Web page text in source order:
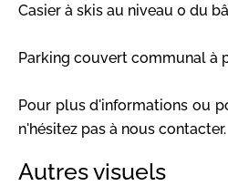
Casier à skis au niveau 0 du
Parking couvert communal à
Pour plus d'informations ou
n'hésitez pas à nous contacter.
Autres visuels